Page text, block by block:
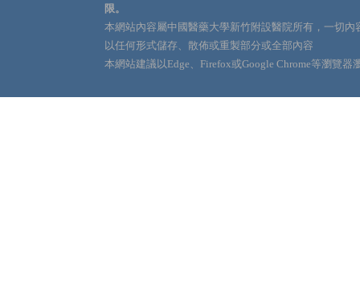
限。
本網站內容屬中國醫藥大學新竹附設醫院所有，一切
以任何形式儲存、散佈或重製部分或全部內容
本網站建議以Edge、Firefox或Google Chrome等瀏覽器